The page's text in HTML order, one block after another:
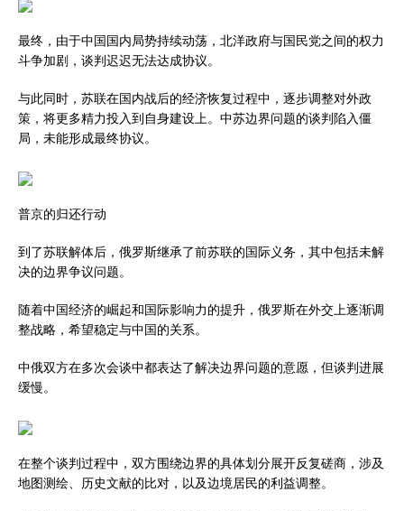
最终，由于中国国内局势持续动荡，北洋政府与国民党之间的权力
斗争加剧，谈判迟迟无法达成协议。
与此同时，苏联在国内战后的经济恢复过程中，逐步调整对外政
策，将更多精力投入到自身建设上。中苏边界问题的谈判陷入僵
局，未能形成最终协议。
普京的归还行动
到了苏联解体后，俄罗斯继承了前苏联的国际义务，其中包括未解
决的边界争议问题。
随着中国经济的崛起和国际影响力的提升，俄罗斯在外交上逐渐调
整战略，希望稳定与中国的关系。
中俄双方在多次会谈中都表达了解决边界问题的意愿，但谈判进展
缓慢。
在整个谈判过程中，双方围绕边界的具体划分展开反复磋商，涉及
地图测绘、历史文献的比对，以及边境居民的利益调整。